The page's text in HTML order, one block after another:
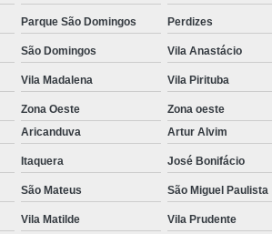
Parque São Domingos Perdizes
São Domingos Vila Anastácio
Vila Madalena Vila Pirituba
Zona Oeste Zona oeste
Aricanduva Artur Alvim
Itaquera José Bonifácio
São Mateus São Miguel Paulista
Vila Matilde Vila Prudente